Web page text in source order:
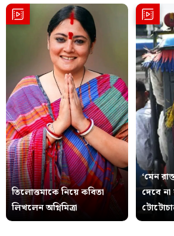
তিলোত্তমাকে নিয়ে কবিতা
লিখলেন অগ্নিমিত্রা
‘মেন
দেবে না